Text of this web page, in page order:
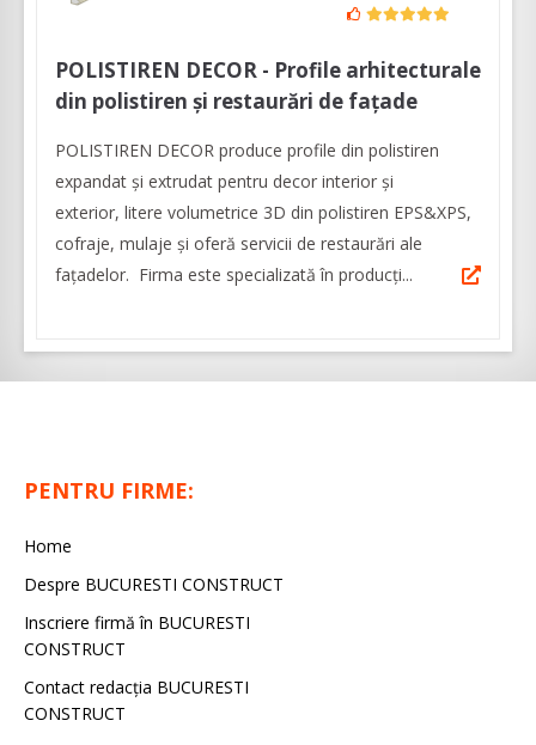
POLISTIREN DECOR - Profile arhitecturale
din polistiren și restaurări de fațade
POLISTIREN DECOR produce profile din polistiren
expandat și extrudat pentru decor interior și
exterior, litere volumetrice 3D din polistiren EPS&XPS,
cofraje, mulaje și oferă servicii de restaurări ale
fațadelor. Firma este specializată în producți...
PENTRU FIRME:
Home
Despre BUCURESTI CONSTRUCT
Inscriere firmă în BUCURESTI
CONSTRUCT
Contact redacţia BUCURESTI
CONSTRUCT